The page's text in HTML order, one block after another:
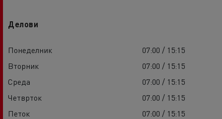
Делови
Понеделник
07:00 / 15:15
Вторник
07:00 / 15:15
Среда
07:00 / 15:15
Четврток
07:00 / 15:15
Петок
07:00 / 15:15